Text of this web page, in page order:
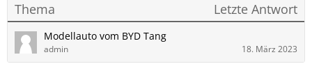
Thema Letzte Antwort
Modellauto vom BYD Tang
admin 18. März 2023